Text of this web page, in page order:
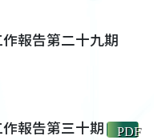
報告第二十九期
報告第三十期 PDF